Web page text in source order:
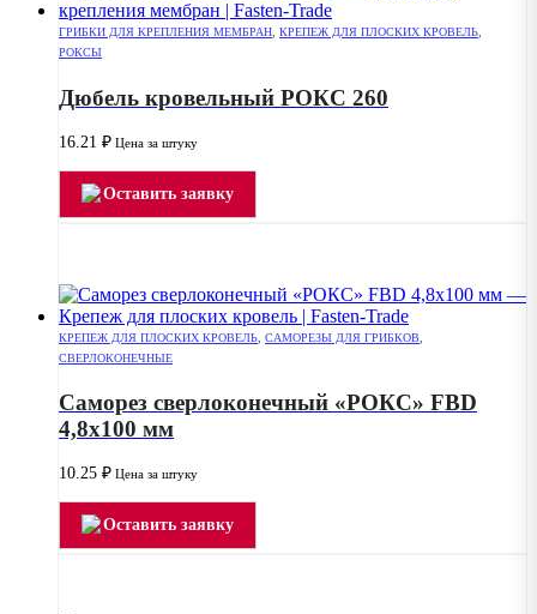
ГРИБКИ ДЛЯ КРЕПЛЕНИЯ МЕМБРАН, КРЕПЕЖ ДЛЯ ПЛОСКИХ КРОВЕЛЬ,
РОКСЫ
Дюбель кровельный РОКС 260
16.21 ₽ Цена за штуку
Оставить заявку
КРЕПЕЖ ДЛЯ ПЛОСКИХ КРОВЕЛЬ САМОРЕЗЫ ДЛЯ ГРИБКОВ
СВЕРЛОКОНЕЧНЫЕ
Саморез сверлоконечный «РОКС» FBD
4,8х100 мм
10.25 ₽ Цена за штуку
Оставить заявку